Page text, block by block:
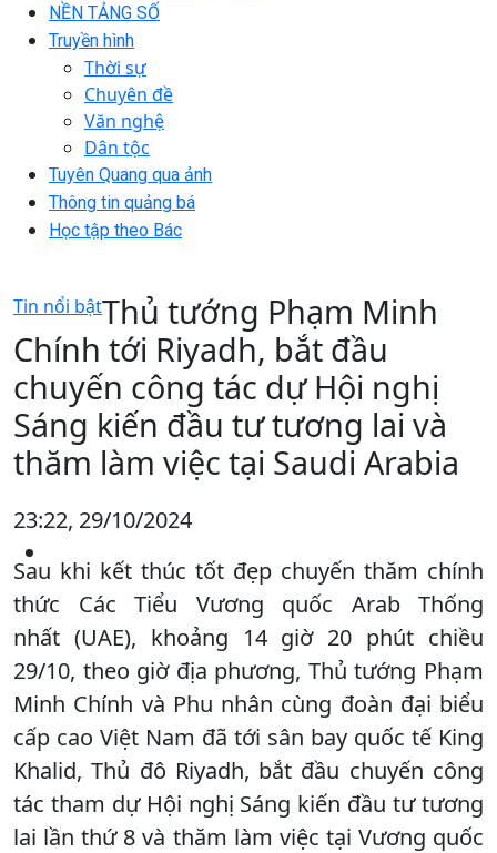
NỀN TẢNG SỐ
Truyền hình
Thời sự
Chuyên đề
Văn nghệ
Dân tộc
Tuyên Quang qua ảnh
Thông tin quảng bá
Học tập theo Bác
Tin nổi bậtThủ tướng Phạm Minh
Chính tới Riyadh, bắt đầu
chuyến công tác dự Hội nghị
Sáng kiến đầu tư tương lai và
thăm làm việc tại Saudi Arabia
23:22, 29/10/2024
Sau khi kết thúc tốt đẹp chuyến thăm chính
thức Các Tiểu Vương quốc Arab Thống
nhất (UAE), khoảng 14 giờ 20 phút chiều
29/10, theo giờ địa phương, Thủ tướng Phạm
Minh Chính và Phu nhân cùng đoàn đại biểu
cấp cao Việt Nam đã tới sân bay quốc tế King
Khalid, Thủ đô Riyadh, bắt đầu chuyến công
tác tham dự Hội nghị Sáng kiến đầu tư tương
lai lần thứ 8 và thăm làm việc tại Vương quốc